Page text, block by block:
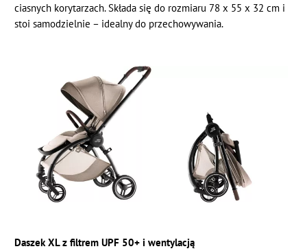
ciasnych korytarzach. Składa się do rozmiaru 78 x 55 x 32 cm i
stoi samodzielnie – idealny do przechowywania.
Daszek XL z filtrem UPF 50+ i wentylacją